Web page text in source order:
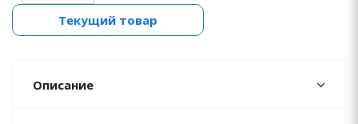
Текущий товар
Описание